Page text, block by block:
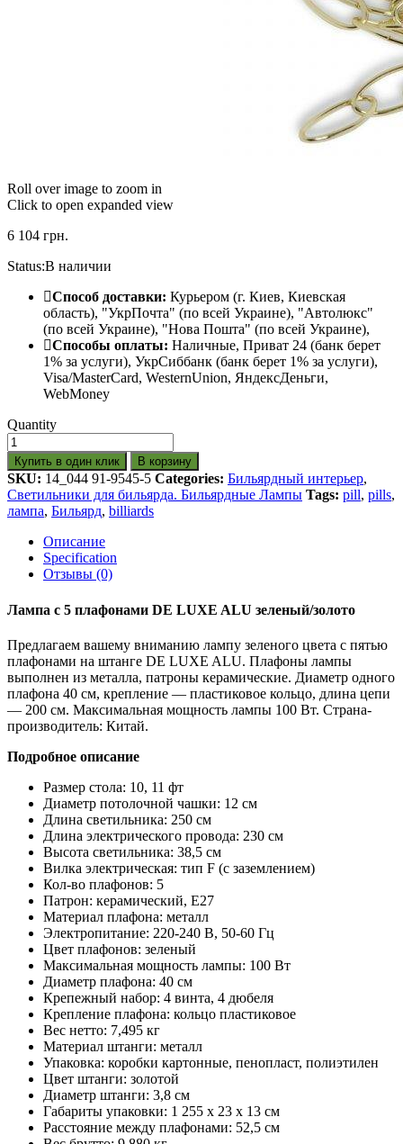
Roll over image to zoom in
Click to open expanded view
6 104 грн.
Status:В наличии
Способ доставки: Курьером (г. Киев, Киевская
область), "УкрПочта" (по всей Украине), "Автолюкс"
(по всей Украине), "Нова Пошта" (по всей Украине),
Способы оплаты: Наличные, Приват 24 (банк берет
1% за услуги), УкрСиббанк (банк берет 1% за услуги),
Visa/МаsterСard, WesternUnion, ЯндексДеньги,
WebMoney
Quantity
Купить в один клик В корзину
SKU: 14_044 91-9545-5 Categories: Бильярдный интерьер,
Светильники для бильярда. Бильярдные Лампы Tags: pill, pills,
лампа, Бильярд, billiards
Описание
Specification
Отзывы (0)
Лампа с 5 плафонами DE LUXE ALU зеленый/золото
Предлагаем вашему вниманию лампу зеленого цвета с пятью
плафонами на штанге DE LUXE ALU. Плафоны лампы
выполнен из металла, патроны керамические. Диаметр одного
плафона 40 см, крепление — пластиковое кольцо, длина цепи
— 200 см. Максимальная мощность лампы 100 Вт. Страна-
производитель: Китай.
Подробное описание
Размер стола: 10, 11 фт
Диаметр потолочной чашки: 12 см
Длина светильника: 250 см
Длина электрического провода: 230 см
Высота светильника: 38,5 см
Вилка электрическая: тип F (с заземлением)
Кол-во плафонов: 5
Патрон: керамический, Е27
Материал плафона: металл
Электропитание: 220-240 В, 50-60 Гц
Цвет плафонов: зеленый
Максимальная мощность лампы: 100 Вт
Диаметр плафона: 40 см
Крепежный набор: 4 винта, 4 дюбеля
Крепление плафона: кольцо пластиковое
Вес нетто: 7,495 кг
Материал штанги: металл
Упаковка: коробки картонные, пенопласт, полиэтилен
Цвет штанги: золотой
Диаметр штанги: 3,8 см
Габариты упаковки: 1 255 х 23 х 13 см
Расстояние между плафонами: 52,5 см